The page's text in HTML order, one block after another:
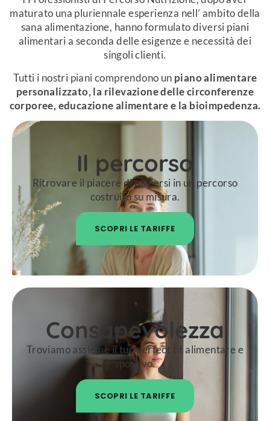
maturato una pluriennale esperienza nell’ ambito della
sana alimentazione, hanno formulato diversi piani
alimentari a seconda delle esigenze e necessità dei
singoli clienti.
Tutti i nostri piani comprendono un piano alimentare
personalizzato, la rilevazione delle circonferenze
corporee, educazione alimentare e la bioimpedenza.
Il percorso
Ritrovare il piacere di piacersi in un percorso
costruito su misura.
SCOPRI LE TARIFFE
Consapevolezza
Troviamo assieme il tuo perfect fit alimentare e
sportivo.
SCOPRI LE TARIFFE